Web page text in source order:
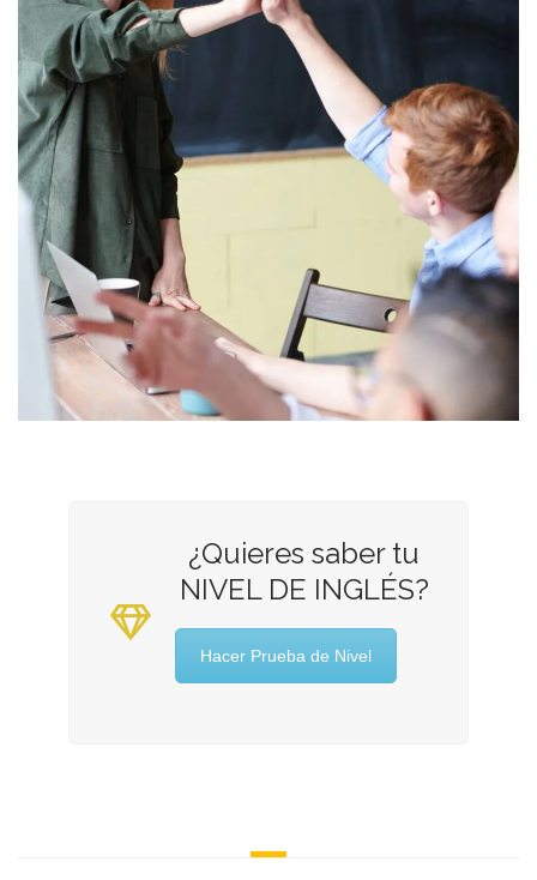
¿Quieres saber tu
NIVEL DE INGLÉS?
Hacer Prueba de Nivel